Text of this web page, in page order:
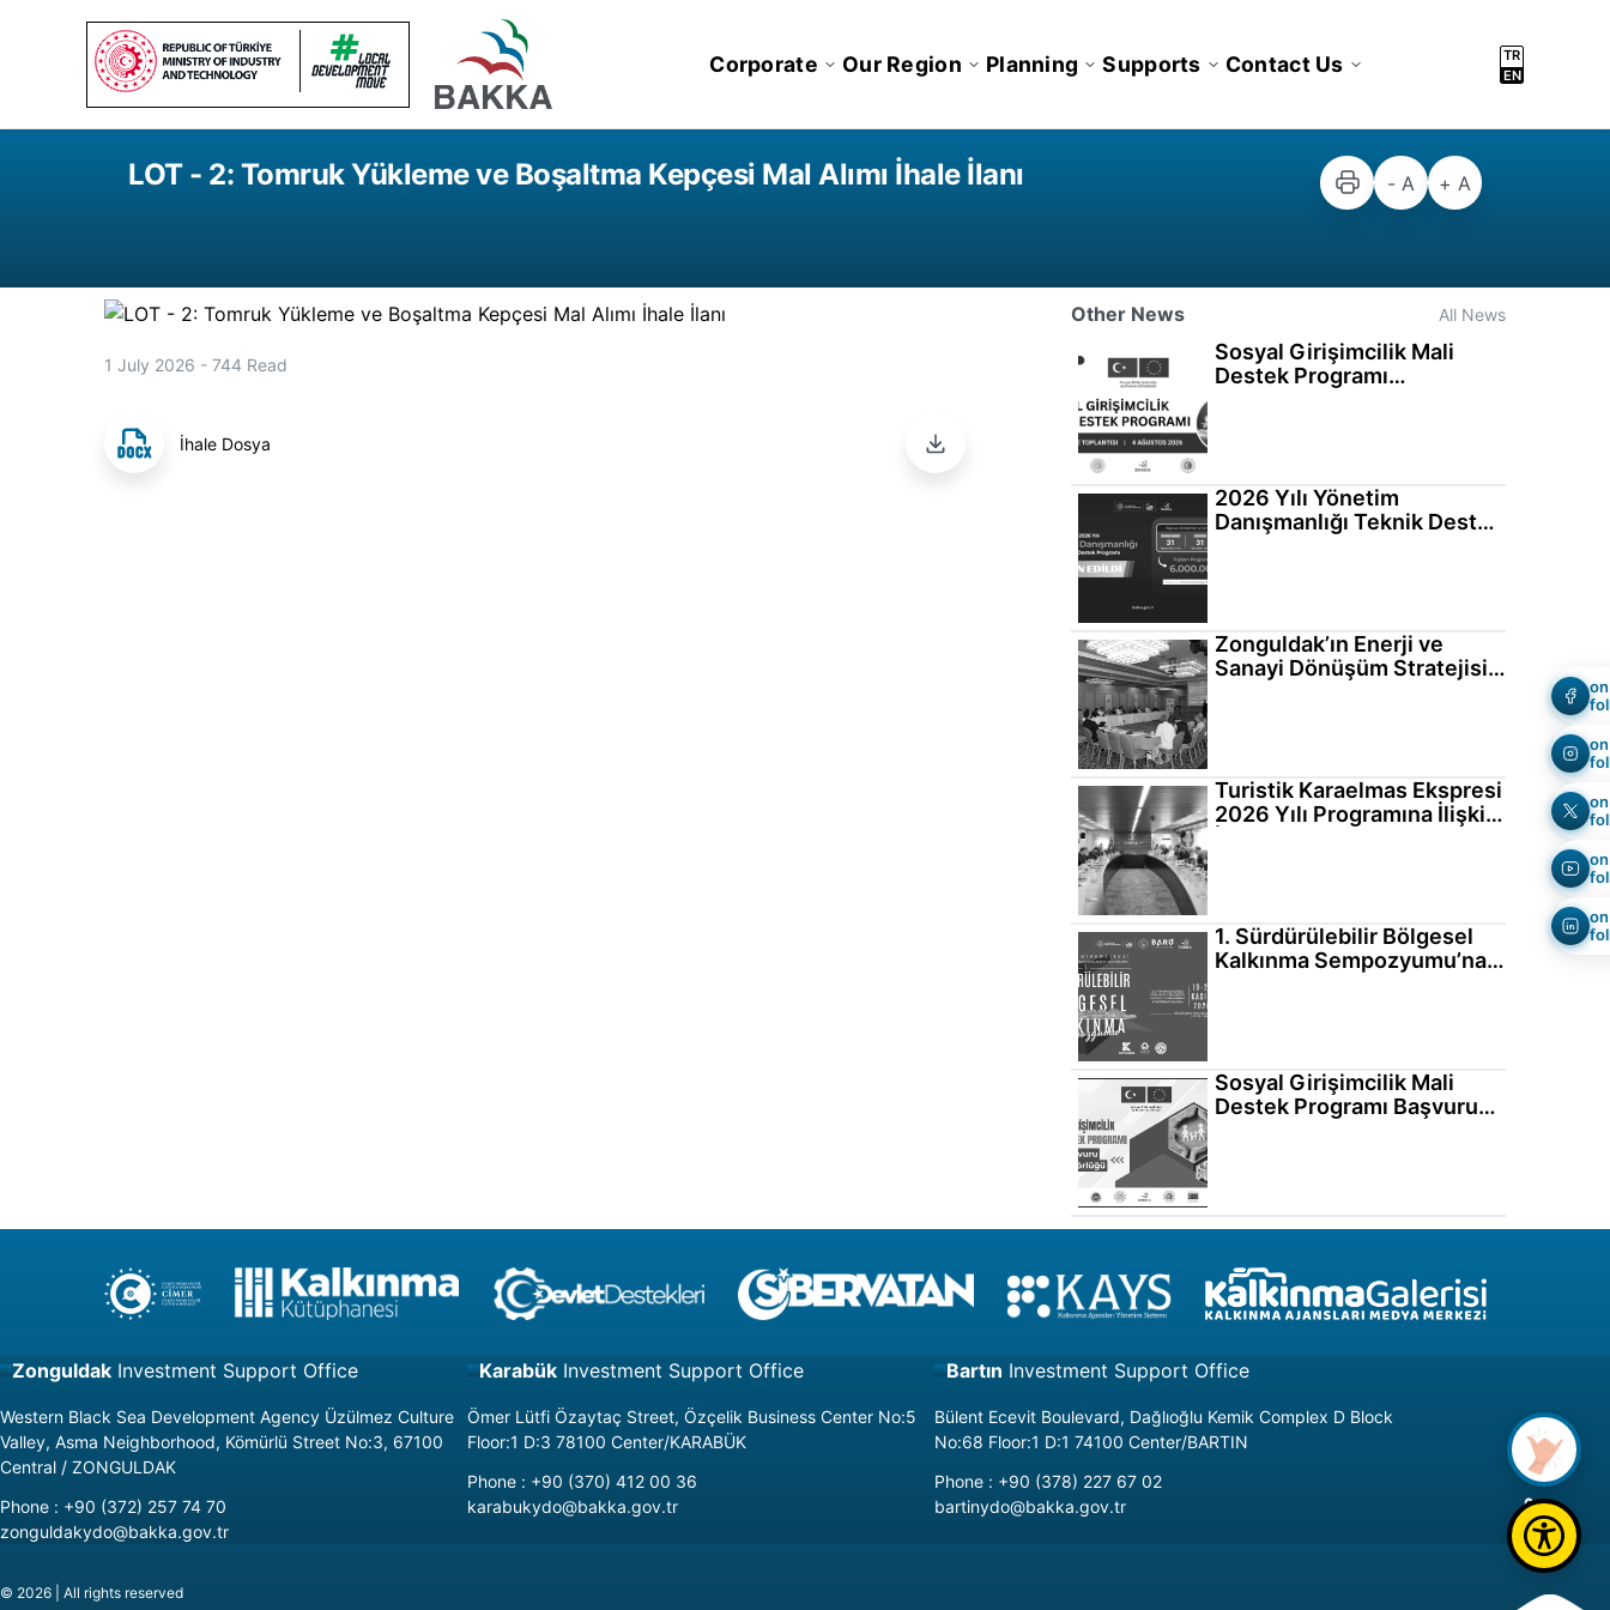
Corporate Our Region Planning Supports Contact Us
TR
EN
LOT - 2: Tomruk Yükleme ve Boşaltma Kepçesi Mal Alımı İhale İlanı - A + A
1 July 2026 - 744 Read
İhale Dosya
Other News All News
Sosyal Girişimcilik Mali
Destek Programı
2026 Yılı Yönetim
Danışmanlığı Teknik Destek
Zonguldak’ın Enerji ve
Sanayi Dönüşüm Stratejisi
Turistik Karaelmas Ekspresi
2026 Yılı Programına İlişkin
1. Sürdürülebilir Bölgesel
Kalkınma Sempozyumu’na
Sosyal Girişimcilik Mali
Destek Programı Başvuru
Zonguldak Investment Support Office
Western Black Sea Development Agency Üzülmez Culture
Valley, Asma Neighborhood, Kömürlü Street No:3, 67100
Central / ZONGULDAK
Phone : +90 (372) 257 74 70
zonguldakydo@bakka.gov.tr
Karabük Investment Support Office
Ömer Lütfi Özaytaç Street, Özçelik Business Center No:5
Floor:1 D:3 78100 Center/KARABÜK
Phone : +90 (370) 412 00 36
karabukydo@bakka.gov.tr
Bartın Investment Support Office
Bülent Ecevit Boulevard, Dağlıoğlu Kemik Complex D Block
No:68 Floor:1 D:1 74100 Center/BARTIN
Phone : +90 (378) 227 67 02
bartinydo@bakka.gov.tr
© 2026 | All rights reserved
GO UP